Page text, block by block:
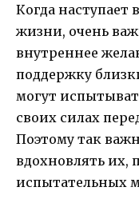
Когда
жизни, очень
внутреннее
поддержку
могут
своих силах
Поэтому так
вдохновлять их,
испытательных